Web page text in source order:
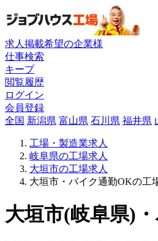
求人掲載希望の企業様
仕事検索
キープ
閲覧履歴
ログイン
会員登録
全国 新潟県 富山県 石川県 福井県
工場・製造業求人
岐阜県の工場求人
大垣市の工場求人
大垣市・バイク通勤OKの工
大垣市(岐阜県)